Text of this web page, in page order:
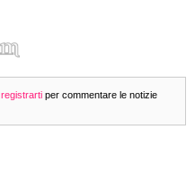
registrarti per commentare le notizie